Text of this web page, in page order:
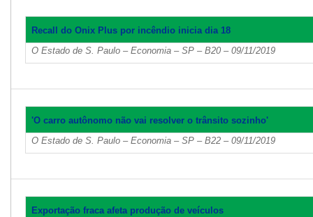
Recall do Onix Plus por incêndio inicia dia 18
O Estado de S. Paulo – Economia – SP – B20 – 09/11/2019
'O carro autônomo não vai resolver o trânsito sozinho'
O Estado de S. Paulo – Economia – SP – B22 – 09/11/2019
Exportação fraca afeta produção de veículos